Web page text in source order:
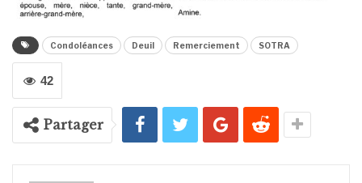
Condoléances Deuil Remerciement SOTRA
42
Partager